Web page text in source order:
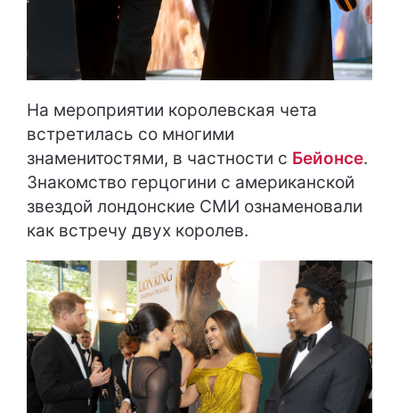
На мероприятии королевская чета
встретилась со многими
знаменитостями, в частности с Бейонсе.
Знакомство герцогини с американской
звездой лондонские СМИ ознаменовали
как встречу двух королев.